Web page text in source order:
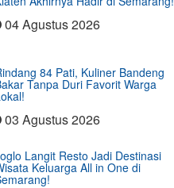
04 Agustus 2026
84 Pati, Kuliner Bandeng
Tanpa Duri Favorit Warga
03 Agustus 2026
Langit Resto Jadi Destinasi
Keluarga All in One di